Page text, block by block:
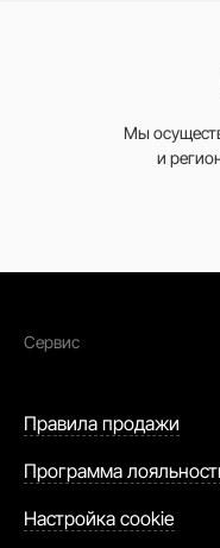
Мы
и
Сервис
Правила продажи
Программа
Настройка cookie